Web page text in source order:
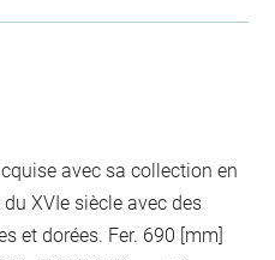
avec sa collection en
XVIe siècle avec des
et dorées. Fer. 690 [mm]